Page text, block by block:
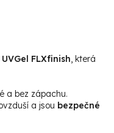
UVGel FLXfinish, která
a bez zápachu.
a jsou bezpečné